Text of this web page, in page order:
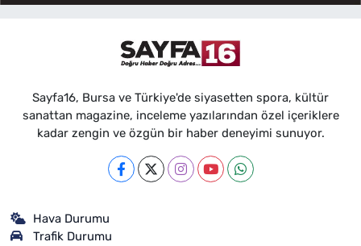
Sayfa16, Bursa ve Türkiye'de siyasetten spora, kültür
sanattan magazine, inceleme yazılarından özel içeriklere
kadar zengin ve özgün bir haber deneyimi sunuyor.
Hava Durumu
Trafik Durumu